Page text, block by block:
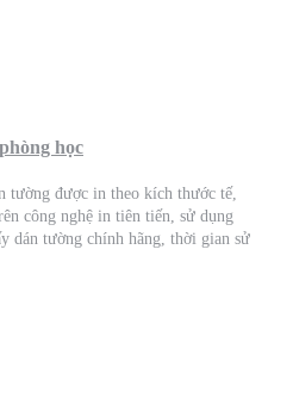
học
tường được in theo kích thước tế,
công nghệ in tiên tiến, sử dụng
dán tường chính hãng, thời gian sử